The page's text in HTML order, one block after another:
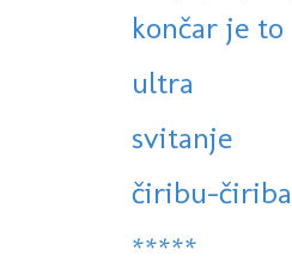
končar je to
ultra
svitanje
čiribu-čiriba
*****